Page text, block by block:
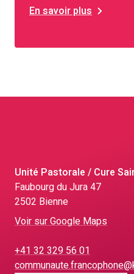
En savoir plus
Unité Pastorale / Cure
Faubourg du Jura 47
2502 Bienne
Voir sur Google Maps
+41 32 329 56 01